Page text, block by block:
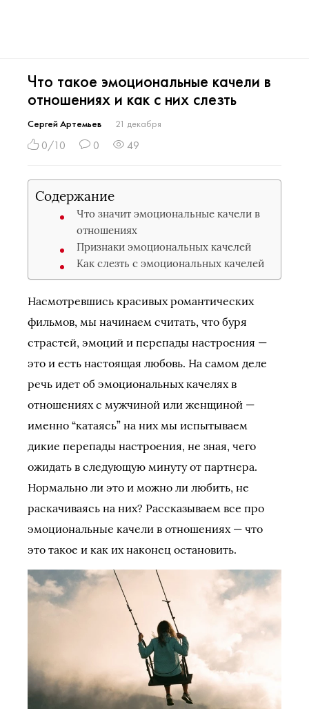
Что такое эмоциональные качели в
отношениях и как с них слезть
Сергей Артемьев 21 декабря
0/10 0 49
Содержание
Что значит эмоциональные качели в
отношениях
Признаки эмоциональных качелей
Как слезть с эмоциональных качелей
Насмотревшись красивых романтических
фильмов, мы начинаем считать, что буря
страстей, эмоций и перепады настроения —
это и есть настоящая любовь. На самом деле
речь идет об эмоциональных качелях в
отношениях с мужчиной или женщиной —
именно “катаясь” на них мы испытываем
дикие перепады настроения, не зная, чего
ожидать в следующую минуту от партнера.
Нормально ли это и можно ли любить, не
раскачиваясь на них? Рассказываем все про
эмоциональные качели в отношениях — что
это такое и как их наконец остановить.